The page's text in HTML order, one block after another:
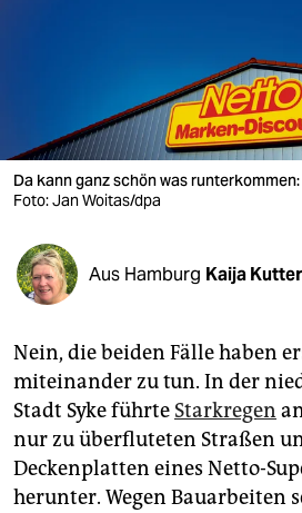
verlag
veranstaltungen
fragen & hilfe
unterstützen
abo
genossenschaft
epaper login
Da kann ganz schön was
Foto: Jan Woitas/dpa
Aus Hamburg Kaija Kutter
Nein, die beiden Fälle haben
miteinander zu tun. In der
Stadt Syke führte Starkregen
nur zu überfluteten Straßen
Deckenplatten eines Netto-
herunter. Wegen Bauarbeiten